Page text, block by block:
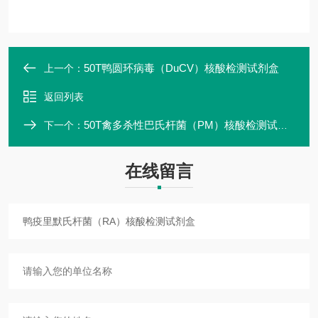
上一个： 50T鸭圆环病毒（DuCV）核酸检测试剂盒
返回列表
下一个： 50T禽多杀性巴氏杆菌（PM）核酸检测试剂盒
在线留言